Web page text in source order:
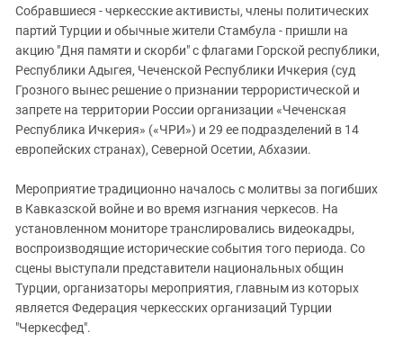
Собравшиеся - черкесские активисты, члены политических
партий Турции и обычные жители Стамбула - пришли на
акцию "Дня памяти и скорби" с флагами Горской республики,
Республики Адыгея, Чеченской Республики Ичкерия (суд
Грозного вынес решение о признании террористической и
запрете на территории России организации «Чеченская
Республика Ичкерия» («ЧРИ») и 29 ее подразделений в 14
европейских странах), Северной Осетии, Абхазии.
Мероприятие традиционно началось с молитвы за погибших
в Кавказской войне и во время изгнания черкесов. На
установленном мониторе транслировались видеокадры,
воспроизводящие исторические события того периода. Со
сцены выступали представители национальных общин
Турции, организаторы мероприятия, главным из которых
является Федерация черкесских организаций Турции
"Черкесфед".